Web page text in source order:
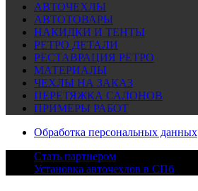
АВТОЧЕХЛЫ
АВТОТОВАРЫ
НАКИДКИ И ТЕНТЫ
РЕТРО ДЕТАЛИ
РЕСТАВРАЦИЯ РЕТРО
МАТЕРИАЛЫ
ЧЕХЛЫ НА ЗАКАЗ
ПЕРЕТЯЖКА САЛОНОВ
ПРИМЕРЫ РАБОТ
Обработка персональных данных
Стать партнером
Установка авточехлов в СПб